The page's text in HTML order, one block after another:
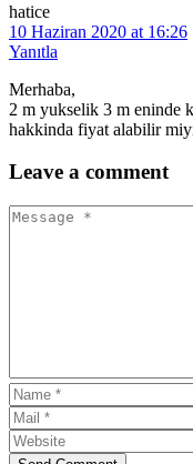
hatice
10 Haziran 2020 at 16:26
Yanıtla
Merhaba,
2 m yukselik 3 m eninde
hakkinda fiyat alabilir
Leave a comment